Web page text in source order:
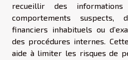
recueillir des
comportements suspects,
financiers inhabituels ou
des procédures internes.
aide à limiter les risques de